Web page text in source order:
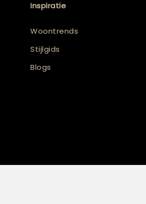
Inspiratie
Woontrends
Stijlgids
Blogs